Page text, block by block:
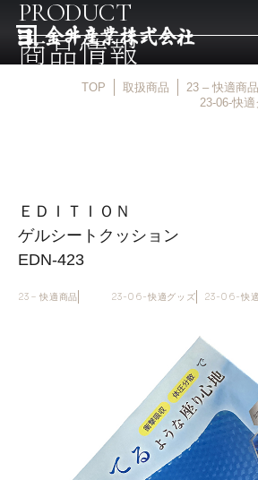
取扱メーカー
PRODUCT
商品情報
TOP 取扱商品 23 – 快適商品
23-06-快
ＥＤＩＴＩＯＮ
ゲルシートクッション
EDN-423
23 – 快適商品 23-06-快適グッズ 23-06-快適